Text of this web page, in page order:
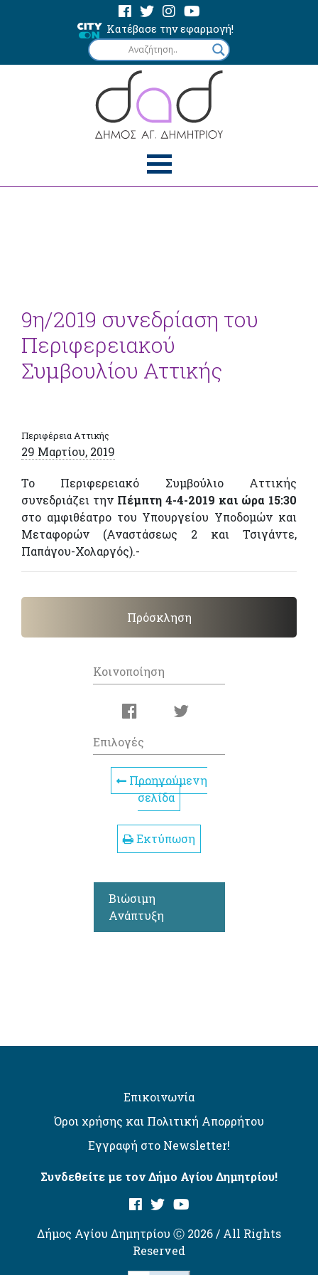
Κατέβασε την εφαρμογή!
9η/2019 συνεδρίαση του
Περιφερειακού
Συμβουλίου Αττικής
Περιφέρεια Αττικής
29 Μαρτίου, 2019
Το Περιφερειακό Συμβούλιο Αττικής
συνεδριάζει την Πέμπτη 4-4-2019 και ώρα 15:30
στο αμφιθέατρο του Υπουργείου Υποδομών και
Μεταφορών (Αναστάσεως 2 και Τσιγάντε,
Παπάγου-Χολαργός).-
Πρόσκληση
Κοινοποίηση
Επιλογές
Προηγούμενη
σελίδα
Εκτύπωση
Βιώσιμη
Ανάπτυξη
Επικοινωνία
Όροι χρήσης και Πολιτική Απορρήτου
Εγγραφή στο Newsletter!
Συνδεθείτε με τον Δήμο Αγίου Δημητρίου!
Δήμος Αγίου Δημητρίου Ⓒ 2026 / All Rights
Reserved